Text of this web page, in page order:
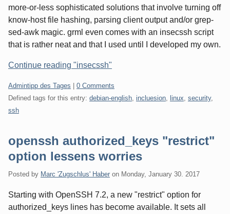
more-or-less sophisticated solutions that involve turning off
know-host file hashing, parsing client output and/or grep-
sed-awk magic. grml even comes with an insecssh script
that is rather neat and that I used until I developed my own.
Continue reading "insecssh"
Categories:
Admintipp des Tages
0 Comments
Defined tags for this entry: debian-english incluesion linux security,
ssh
openssh authorized_keys "restrict"
option lessens worries
Posted by Marc 'Zugschlus' Haber on Monday, January 30. 2017
Starting with OpenSSH 7.2, a new "restrict" option for
authorized_keys lines has become available. It sets all